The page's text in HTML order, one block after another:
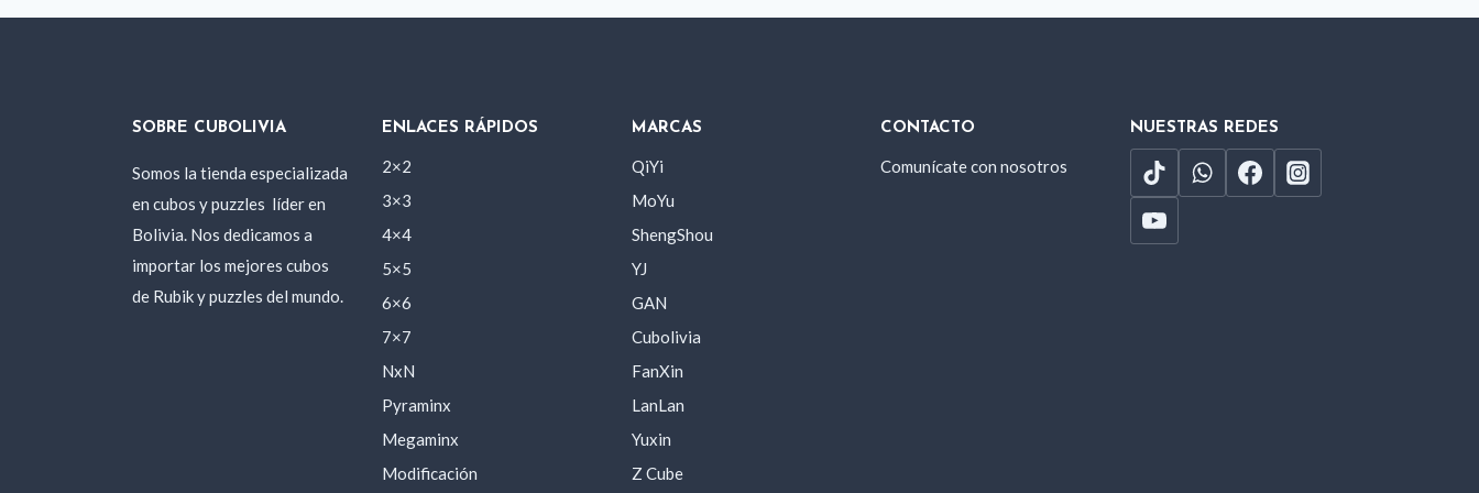
SOBRE CUBOLIVIA
Somos la tienda especializada
en cubos y puzzles líder en
Bolivia. Nos dedicamos a
importar los mejores cubos
de Rubik y puzzles del mundo.
ENLACES RÁPIDOS
2×2
3×3
4×4
5×5
6×6
7×7
NxN
Pyraminx
Megaminx
Modificación
MARCAS
QiYi
MoYu
ShengShou
YJ
GAN
Cubolivia
FanXin
LanLan
Yuxin
Z Cube
CONTACTO
Comunícate con nosotros
NUESTRAS REDES